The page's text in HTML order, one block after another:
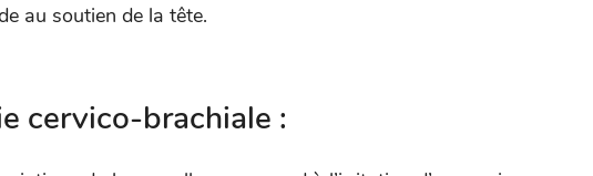
au soutien de la tête.
cervico-brachiale :